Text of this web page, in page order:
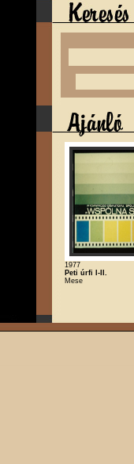
1977
Peti úrfi I-II.
Mese